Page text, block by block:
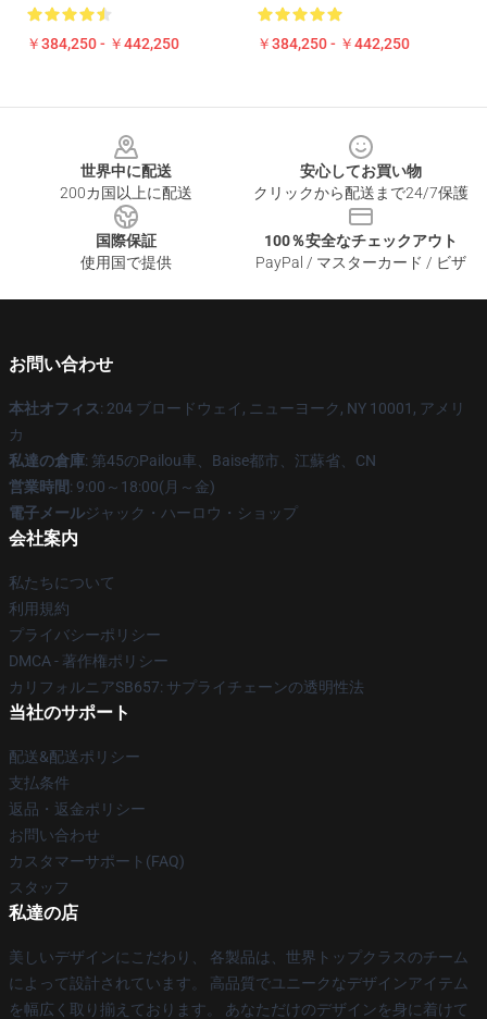
￥384,250 - ￥442,250 ￥384,250 - ￥442,250
世界中に配送
200カ国以上に配送
安心してお買い物
クリックから配送まで24/7保護
国際保証
使用国で提供
100％安全なチェックアウト
PayPal / マスターカード / ビザ
お問い合わせ
本社オフィス: 204 ブロードウェイ, ニューヨーク, NY 10001, アメリ
カ
私達の倉庫: 第45のPailou車、Baise都市、江蘇省、CN
営業時間: 9:00～18:00(月～金)
電子メールジャック・ハーロウ・ショップ
会社案内
私たちについて
利用規約
プライバシーポリシー
DMCA - 著作権ポリシー
カリフォルニアSB657: サプライチェーンの透明性法
当社のサポート
配送&配送ポリシー
支払条件
返品・返金ポリシー
お問い合わせ
カスタマーサポート(FAQ)
スタッフ
私達の店
美しいデザインにこだわり、 各製品は、世界トップクラスのチーム
によって設計されています。 高品質でユニークなデザインアイテム
を幅広く取り揃えております。 あなただけのデザインを身に着けて